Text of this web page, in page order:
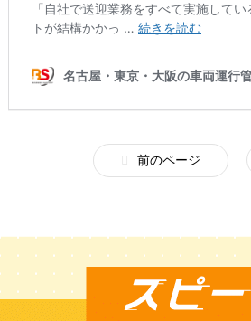
前のページ